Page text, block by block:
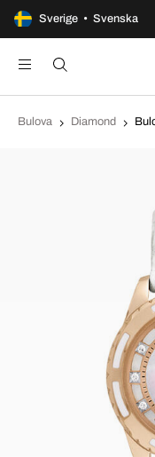
Sverige • Svenska
100 dagars öppet köp
Bulova Diamond